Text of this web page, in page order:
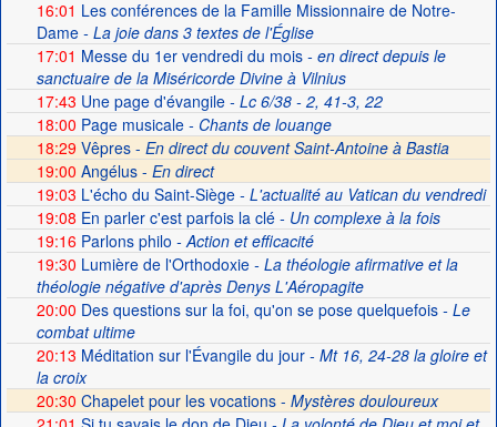
16:01 Les conférences de la Famille Missionnaire de Notre-
Dame- La joie dans 3 textes de l'Église
17:01 Messe du 1er vendredi du mois- en direct depuis le
sanctuaire de la Miséricorde Divine à Vilnius
17:43 Une page d'évangile- Lc 6/38 - 2, 41-3, 22
18:00 Page musicale- Chants de louange
18:29 Vêpres - En direct du couvent Saint-Antoine à Bastia
19:00 Angélus - En direct
19:03 L'écho du Saint-Siège- L'actualité au Vatican du vendredi
19:08 En parler c'est parfois la clé- Un complexe à la fois
19:16Parlons philo - Action et efficacité
19:30 Lumière de l'Orthodoxie- La théologie afirmative et la
théologie négative d'après Denys L'Aéropagite
20:00 Des questions sur la foi, qu'on se pose quelquefois- Le
combat ultime
20:13 Méditation sur l'Évangile du jour- Mt 16, 24-28 la gloire et
la croix
20:30 Chapelet pour les vocations - Mystères douloureux